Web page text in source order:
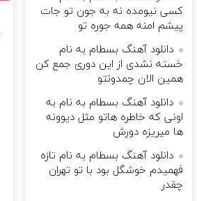
کسی نیومده نه به جون تو جات
پیشم امنه همه جوره تو
دانلود آهنگ بسطام به نام
خسته نشدی از این دوری جمع کن
همین الان چمدونتو
دانلود آهنگ بسطام به نام به
اونی که خاطره هاتو مثل دیوونه
ها میریزه دورش
دانلود آهنگ بسطام به نام تازه
فهمیدم خوشگل بود با تو تهران
چقدر